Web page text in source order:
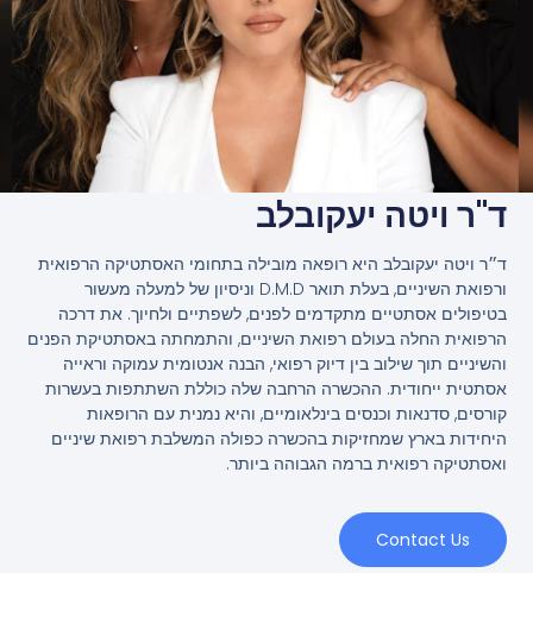
ד"ר ויטה יעקובלב
ד״ר ויטה יעקובלב היא רופאה מובילה בתחומי האסתטיקה הרפואית
ורפואת השיניים, בעלת תואר D.M.D וניסיון של למעלה מעשור
בטיפולים אסתטיים מתקדמים לפנים, לשפתיים ולחיוך. את דרכה
הרפואית החלה בעולם רפואת השיניים, והתמחתה באסתטיקת הפנים
והשיניים תוך שילוב בין דיוק רפואי, הבנה אנטומית עמוקה וראייה
אסתטית ייחודית. ההכשרה הרחבה שלה כוללת השתתפות בעשרות
קורסים, סדנאות וכנסים בינלאומיים, והיא נמנית עם הרופאות
היחידות בארץ שמחזיקות בהכשרה כפולה המשלבת רפואת שיניים
ואסתטיקה רפואית ברמה הגבוהה ביותר.
Contact Us